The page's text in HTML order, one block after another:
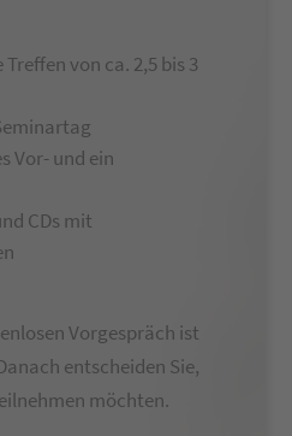
von ca. 2,5 bis 3
Vor- und ein
CDs mit
Vorgespräch ist
entscheiden Sie,
möchten.